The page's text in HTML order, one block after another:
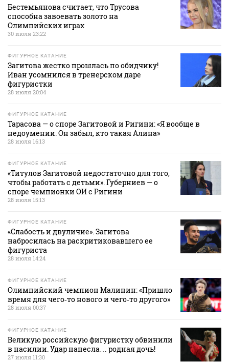
Бестемьянова считает, что Трусова
способна завоевать золото на
Олимпийских играх
30 июля 23:22
ФИГУРНОЕ КАТАНИЕ
Загитова жестко прошлась по обидчику!
Иван усомнился в тренерском даре
фигуристки
28 июля 20:04
ФИГУРНОЕ КАТАНИЕ
Тарасова — о споре Загитовой и Ригини: «Я вообще в
недоумении. Он забыл, кто такая Алина»
28 июля 16:13
ФИГУРНОЕ КАТАНИЕ
«Титулов Загитовой недостаточно для того,
чтобы работать с детьми». Губерниев — о
споре чемпионки ОИ с Ригини
28 июля 15:13
ФИГУРНОЕ КАТАНИЕ
«Слабость и двуличие». Загитова
набросилась на раскритиковавшего ее
фигуриста
28 июля 14:24
ФИГУРНОЕ КАТАНИЕ
Олимпийский чемпион Малинин: «Пришло
время для чего‑то нового и чего‑то другого»
28 июля 00:37
ФИГУРНОЕ КАТАНИЕ
Великую российскую фигуристку обвинили
в насилии. Удар нанесла… родная дочь!
27 июля 11:30